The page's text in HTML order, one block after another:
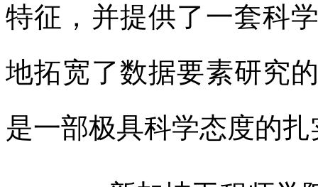
特征，并提供了一套科
地拓宽了数据要素研究
是一部极具科学态度的